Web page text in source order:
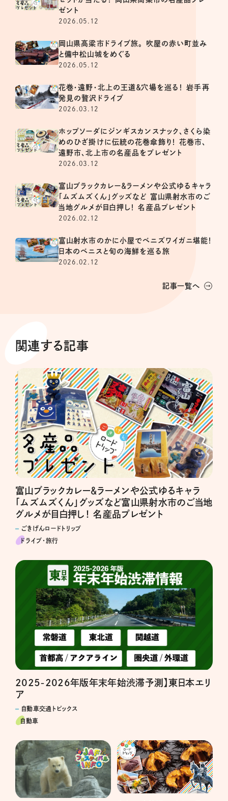
ゼント
2026.05.12
岡山県高梁市ドライブ旅。 吹屋の赤い町並み
と備中松山城をめぐる
2026.05.12
花巻・遠野・北上の王道＆穴場を巡る！ 岩手再
発見の贅沢ドライブ
2026.03.12
ホップソーダにジンギスカンスナック、さくら染
めのひざ掛けに伝統の花巻傘飾り！ 花巻市、
遠野市、北上市の名産品をプレゼント
2026.03.12
富山ブラックカレー＆ラーメンや公式ゆるキャラ
「ムズムズくん」グッズなど 富山県射水市のご
当地グルメが目白押し！ 名産品プレゼント
2026.02.12
富山射水市のかに小屋でベニズワイガニ堪能！
日本のベニスと旬の海鮮を巡る旅
2026.02.12
記事一覧へ
関連する記事
富山ブラックカレー＆ラーメンや公式ゆるキャラ
「ムズムズくん」グッズなど富山県射水市のご当地
グルメが目白押し！ 名産品プレゼント
ごきげんロードトリップ
ドライブ･旅行
2025-2026年版年末年始渋滞予測】東日本エリ
ア
自動車交通トピックス
自動車